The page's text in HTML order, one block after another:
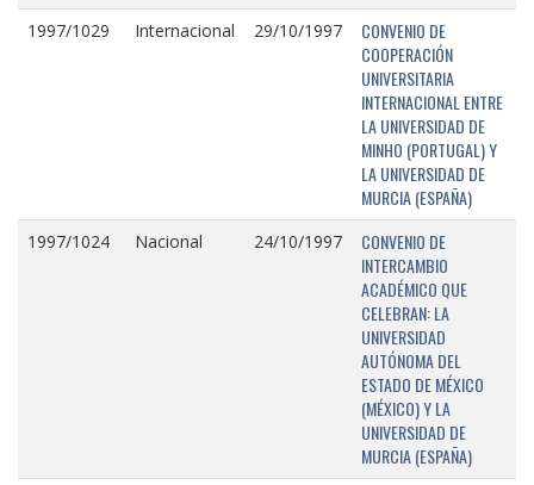
1997/1029 Internacional 29/10/1997
CONVENIO DE
COOPERACIÓN
UNIVERSITARIA
INTERNACIONAL ENTRE
LA UNIVERSIDAD DE
MINHO (PORTUGAL) Y
LA UNIVERSIDAD DE
MURCIA (ESPAÑA)
1997/1024 Nacional 24/10/1997
CONVENIO DE
INTERCAMBIO
ACADÉMICO QUE
CELEBRAN: LA
UNIVERSIDAD
AUTÓNOMA DEL
ESTADO DE MÉXICO
(MÉXICO) Y LA
UNIVERSIDAD DE
MURCIA (ESPAÑA)